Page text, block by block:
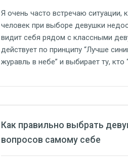
Я очень часто встречаю ситуации,
человек при выборе девушки
видит себя рядом с классными
действует по принципу “Лучше
журавль в небе” и выбирает ту, кто
которой комфортно и спокойно….
Как правильно выбрать
вопросов самому себе